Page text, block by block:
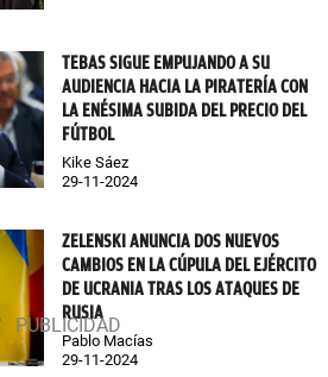
TEBAS SIGUE EMPUJANDO A SU
AUDIENCIA HACIA LA PIRATERÍA CON
LA ENÉSIMA SUBIDA DEL PRECIO DEL
FÚTBOL
Kike Sáez
29-11-2024
ZELENSKI ANUNCIA DOS NUEVOS
CAMBIOS EN LA CÚPULA DEL EJÉRCITO
DE UCRANIA TRAS LOS ATAQUES DE
RUSIA
Pablo Macías
29-11-2024